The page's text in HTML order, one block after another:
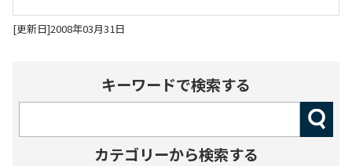
[更新日]2008年03月31日
キーワードで検索する
カテゴリーから検索する